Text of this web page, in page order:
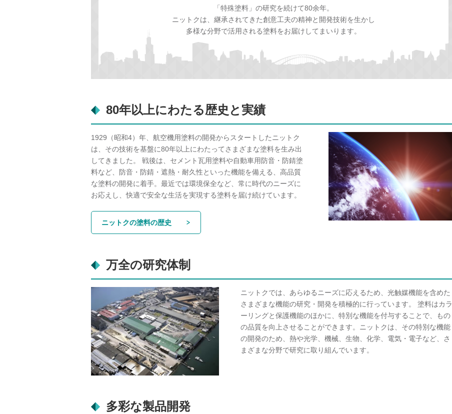
「特殊塗料」の研究を続けて80余年。
ニットクは、継承されてきた創意工夫の精神と開発技術を生かし
多様な分野で活用される塗料をお届けしてまいります。
80年以上にわたる歴史と実績
1929（昭和4）年、航空機用塗料の開発からスタートしたニットク
は、その技術を基盤に80年以上にわたってさまざまな塗料を生み出
してきました。 戦後は、セメント瓦用塗料や自動車用防音・防錆塗
料など、防音・防錆・遮熱・耐久性といった機能を備える、高品質
な塗料の開発に着手。最近では環境保全など、常に時代のニーズに
お応えし、快適で安全な生活を実現する塗料を届け続けています。
ニットクの塗料の歴史
万全の研究体制
ニットクでは、あらゆるニーズに応えるため、光触媒機能を含めた
さまざまな機能の研究・開発を積極的に行っています。 塗料はカラ
ーリングと保護機能のほかに、特別な機能を付与することで、もの
の品質を向上させることができます。ニットクは、その特別な機能
の開発のため、熱や光学、機械、生物、化学、電気・電子など、さ
まざまな分野で研究に取り組んでいます。
多彩な製品開発